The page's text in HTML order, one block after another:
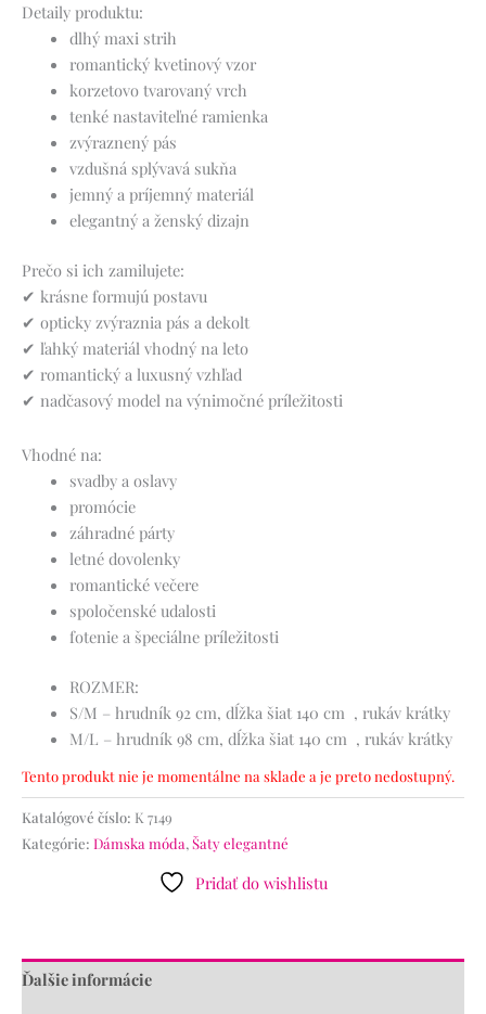
Detaily produktu:
dlhý maxi strih
romantický kvetinový vzor
korzetovo tvarovaný vrch
tenké nastaviteľné ramienka
zvýraznený pás
vzdušná splývavá sukňa
jemný a príjemný materiál
elegantný a ženský dizajn
Prečo si ich zamilujete:
✔ krásne formujú postavu
✔ opticky zvýraznia pás a dekolt
✔ ľahký materiál vhodný na leto
✔ romantický a luxusný vzhľad
✔ nadčasový model na výnimočné príležitosti
Vhodné na:
svadby a oslavy
promócie
záhradné párty
letné dovolenky
romantické večere
spoločenské udalosti
fotenie a špeciálne príležitosti
ROZMER:
S/M – hrudník 92 cm, dĺžka šiat 140 cm , rukáv krátky
M/L – hrudník 98 cm, dĺžka šiat 140 cm , rukáv krátky
Tento produkt nie je momentálne na sklade a je preto nedostupný.
Katalógové číslo: K 7149
Kategórie: Dámska móda,Šaty elegantné
Pridať do wishlistu
Ďalšie informácie